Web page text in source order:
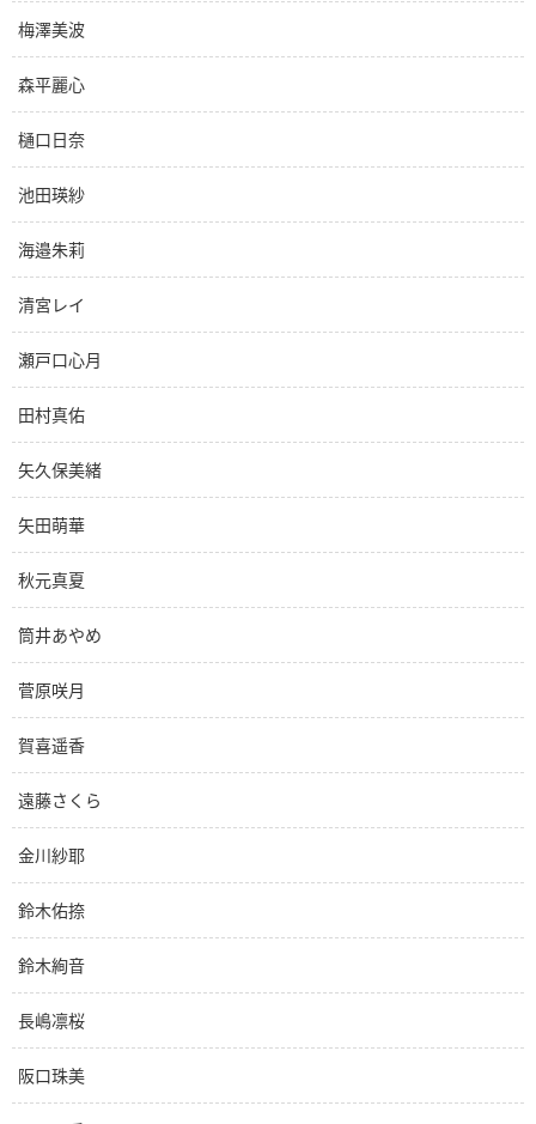
梅澤美波
森平麗心
樋口日奈
池田瑛紗
海邉朱莉
清宮レイ
瀬戸口心月
田村真佑
矢久保美緒
矢田萌華
秋元真夏
筒井あやめ
菅原咲月
賀喜遥香
遠藤さくら
金川紗耶
鈴木佑捺
鈴木絢音
長嶋凛桜
阪口珠美